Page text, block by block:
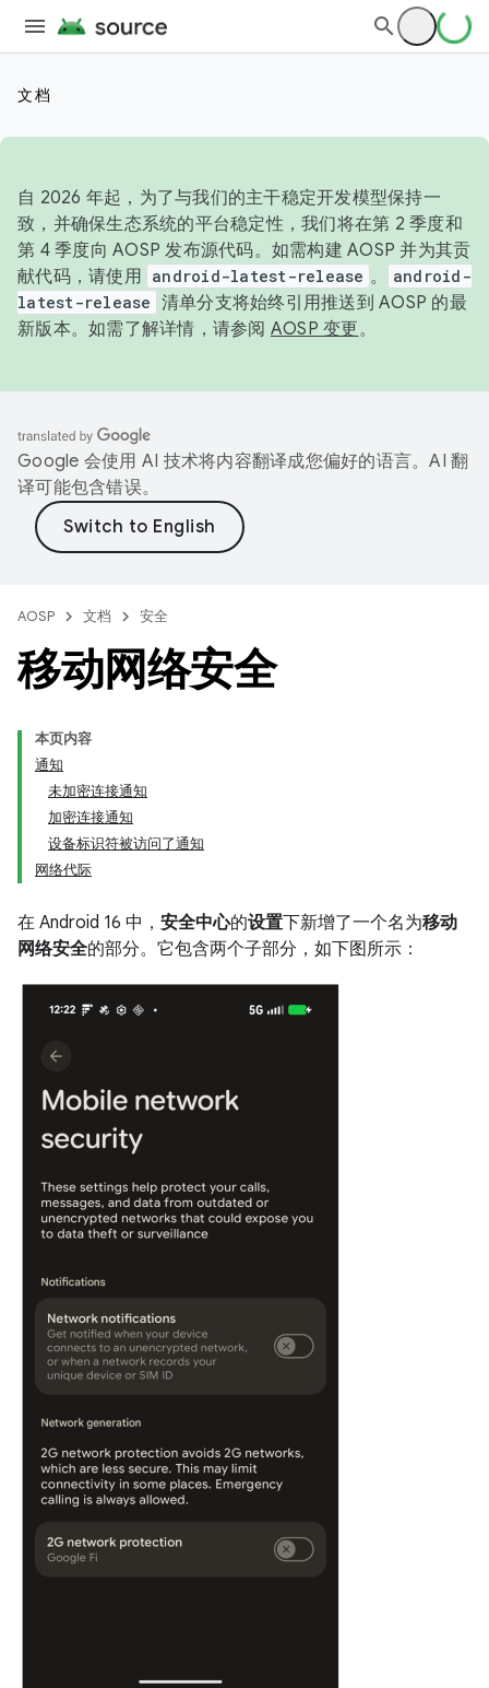
文档
自 2026 年起，为了与我们的主干稳定开发模型保持一
致，并确保生态系统的平台稳定性，我们将在第 2 季度和
第 4 季度向 AOSP 发布源代码。如需构建 AOSP 并为其贡
献代码，请使用 android-latest-release 。
android-
latest-release 清单分支将始终引用推送到 AOSP 的最
新版本。如需了解详情，请参阅 AOSP 变更。
Google 会使用 AI 技术将内容翻译成您偏好的语言。AI 翻
译可能包含错误。
AOSP 文档 安全
移动网络安全
本页内容
通知
未加密连接通知
加密连接通知
设备标识符被访问了通知
网络代际
在 Android 16 中，安全中心的设置下新增了一个名为移动
网络安全的部分。它包含两个子部分，如下图所示：